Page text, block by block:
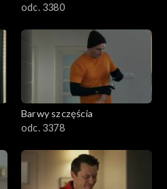
odc. 3380
Barwy szczęścia
odc. 3378